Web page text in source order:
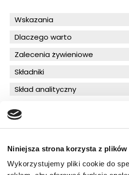
Niniejsza strona korzysta z plików
Wykorzystujemy pliki cookie do
Wskazania
Dlaczego warto
Zalecenia żywieniowe
Składniki
Skład analityczny